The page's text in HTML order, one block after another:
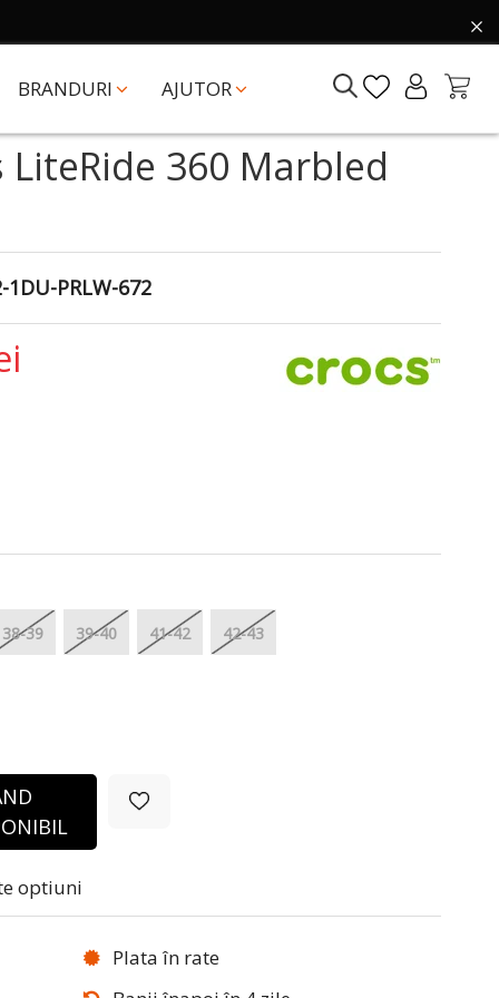
BRANDURI AJUTOR
360 Marbled
1DU-PRLW-672
38-39 39-40 41-42 42-43
optiuni
Plata în rate